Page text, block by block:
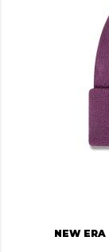
NEW ERA